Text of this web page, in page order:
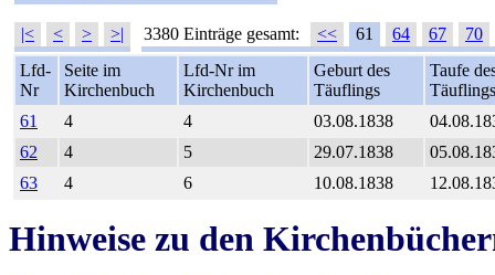
|< < > >| 3380 Einträge gesamt: << 61 64 67
70
Lfd-
Nr
Seite im
Kirchenbuch
Lfd-Nr im
Kirchenbuch
Geburt des
Täuflings
Taufe
Täuflings
61
4 4 03.08.1838
62
4 5 29.07.1838
63
4 6 10.08.1838
Hinweise zu den